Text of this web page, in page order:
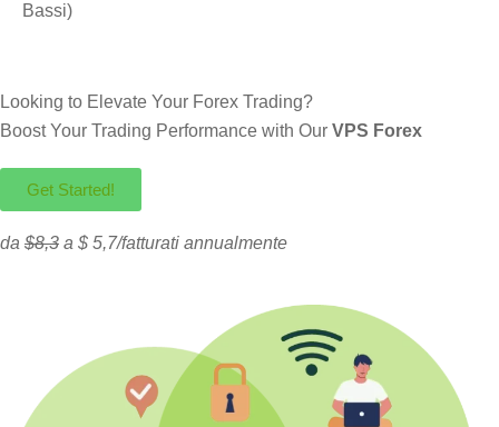
Bassi)
Looking to Elevate Your Forex Trading?
Boost Your Trading Performance with Our VPS Forex
Get Started!
da $8,3 a $ 5,7/fatturati annualmente